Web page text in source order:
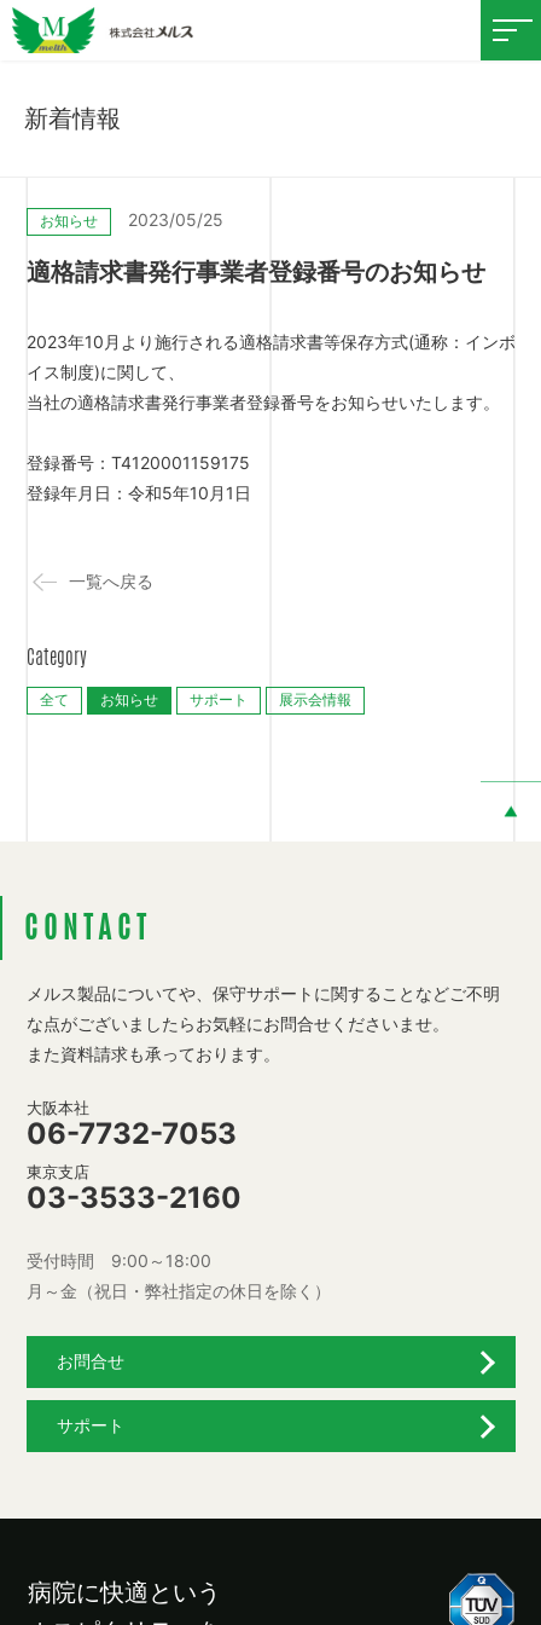
新着情報
一覧へ戻る
Category
全て お知らせ サポート 展示会情報
お知らせ 2023/05/25
適格請求書発行事業者登録番号のお知らせ
2023年10月より施行される適格請求書等保存方式(通称：インボ
イス制度)に関して、
当社の適格請求書発行事業者登録番号をお知らせいたします。
登録番号：T4120001159175
登録年月日：令和5年10月1日
CONTACT
メルス製品についてや、保守サポートに関することなどご不明
な点がございましたらお気軽にお問合せくださいませ。
また資料請求も承っております。
大阪本社
06-7732-7053
東京支店
03-3533-2160
受付時間 9:00～18:00
月～金（祝日・弊社指定の休日を除く）
お問合せ
サポート
病院に快適という